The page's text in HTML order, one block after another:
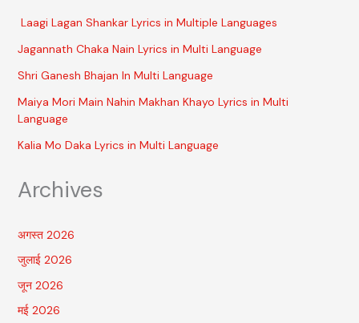
Laagi Lagan Shankar Lyrics in Multiple Languages
Jagannath Chaka Nain Lyrics in Multi Language
Shri Ganesh Bhajan In Multi Language
Maiya Mori Main Nahin Makhan Khayo Lyrics in Multi
Language
Kalia Mo Daka Lyrics in Multi Language
Archives
अगस्त 2026
जुलाई 2026
जून 2026
मई 2026